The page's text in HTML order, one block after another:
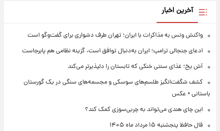
آخرین اخبار
واکنش ونس به مذاکرات با ایران؛ تهران طرف دشواری برای گفت‌وگو است
ادعای جنجالی ترامپ؛ ایران به‌دنبال توافق است، گزینه نظامی هم پابرجاست
آش یخ؛ غذای سنتی خنکی که تابستان را دلپذیرتر می‌کند
کشف شگفت‌انگیز طلسم‌های سوسکی و مجسمه‌های سنگی در یک گورستان
باستانی + عکس
این چای هندی می‌تواند به چربی‌سوزی کمک کند؟
فال حافظ پنجشنبه ۱۵ مرداد ماه ۱۴۰۵